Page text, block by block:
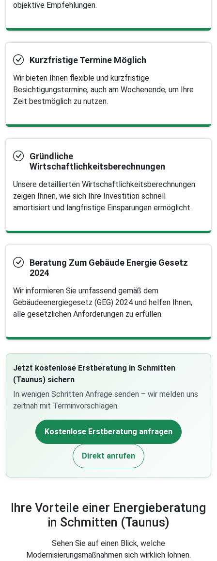
objektive Empfehlungen.
Kurzfristige Termine Möglich
Wir bieten Ihnen flexible und kurzfristige
Besichtigungstermine, auch am Wochenende, um Ihre
Zeit bestmöglich zu nutzen.
Gründliche
Wirtschaftlichkeitsberechnungen
Unsere detaillierten Wirtschaftlichkeitsberechnungen
zeigen Ihnen, wie sich Ihre Investition schnell
amortisiert und langfristige Einsparungen ermöglicht.
Beratung Zum Gebäude Energie Gesetz
2024
Wir informieren Sie umfassend gemäß dem
Gebäudeenergiegesetz (GEG) 2024 und helfen Ihnen,
alle gesetzlichen Anforderungen zu erfüllen.
Jetzt kostenlose Erstberatung in Schmitten
(Taunus) sichern
In wenigen Schritten Anfrage senden – wir melden uns
zeitnah mit Terminvorschlägen.
Kostenlose Erstberatung anfragen
Direkt anrufen
Ihre Vorteile einer Energieberatung
in Schmitten (Taunus)
Sehen Sie auf einen Blick, welche
Modernisierungsmaßnahmen sich wirklich lohnen.